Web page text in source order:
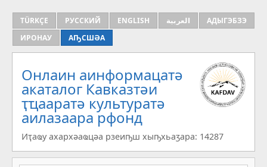
TÜRKÇE РУССКИЙ ENGLISH العربية
АДЫГЭБЗЭ
ИРОНАУ
АҦСШӘА
Онлаин аинформацатә
aкаталог Кавказтәи
ҭҵааратә культуратә
аилазаара рфонд
Иҭаҩу ахархәаҩцәа рзеиҧш хыҧхьаӡара: 14287